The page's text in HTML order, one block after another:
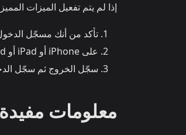
إذا لم يتم تفعيل الميزات
تأكد من أنك مسجّل
على iPhone أو iPad أو Android، اضغط على
سجّل الخروج ثم سجّل
معلومات مفيدة